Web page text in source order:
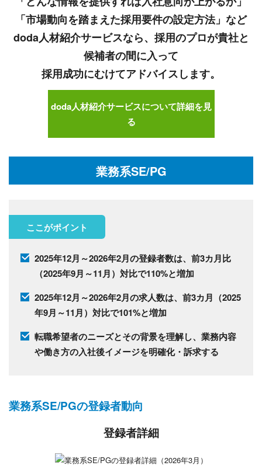
「市場動向を踏まえた採用要件の設定方法」など
doda人材紹介サービスなら、採用のプロが貴社と
候補者の間に入って
採用成功にむけてアドバイスします。
doda人材紹介サービスについて詳細を見
る
業務系SE/PG
ここがポイント
2025年12月～2026年2月の登録者数は、前3カ月比
（2025年9月～11月）対比で110%と増加
2025年12月～2026年2月の求人数は、前3カ月（2025
年9月～11月）対比で101%と増加
転職希望者のニーズとその背景を理解し、業務内容
や働き方の入社後イメージを明確化・訴求する
業務系SE/PGの登録者動向
登録者詳細